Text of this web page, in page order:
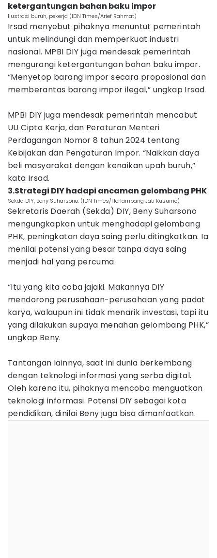
ketergantungan bahan baku impor
Ilustrasi buruh, pekerja (IDN Times/Arief Rahmat)
Irsad menyebut pihaknya menuntut pemerintah
untuk melindungi dan memperkuat industri
nasional. MPBI DIY juga mendesak pemerintah
mengurangi ketergantungan bahan baku impor.
“Menyetop barang impor secara proposional dan
memberantas barang impor ilegal,” ungkap Irsad.
MPBI DIY juga mendesak pemerintah mencabut
UU Cipta Kerja, dan Peraturan Menteri
Perdagangan Nomor 8 tahun 2024 tentang
Kebijakan dan Pengaturan Impor. “Naikkan daya
beli masyarakat dengan kenaikan upah buruh,”
kata Irsad.
3.Strategi DIY hadapi ancaman gelombang PHK
Sekda DIY, Beny Suharsono. (IDN Times/Herlambang Jati Kusumo)
Sekretaris Daerah (Sekda) DIY, Beny Suharsono
mengungkapkan untuk menghadapi gelombang
PHK, peningkatan daya saing perlu ditingkatkan. Ia
menilai potensi yang besar tanpa daya saing
menjadi hal yang percuma.
“Itu yang kita coba jajaki. Makannya DIY
mendorong perusahaan-perusahaan yang padat
karya, walaupun ini tidak menarik investasi, tapi itu
yang dilakukan supaya menahan gelombang PHK,”
ungkap Beny.
Tantangan lainnya, saat ini dunia berkembang
dengan teknologi informasi yang serba digital.
Oleh karena itu, pihaknya mencoba menguatkan
teknologi informasi. Potensi DIY sebagai kota
pendidikan, dinilai Beny juga bisa dimanfaatkan.